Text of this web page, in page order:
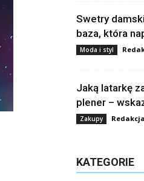
Swetry
baza, która
Moda i styl
Jaką latarkę
plener –
Zakupy
KATEGORIE